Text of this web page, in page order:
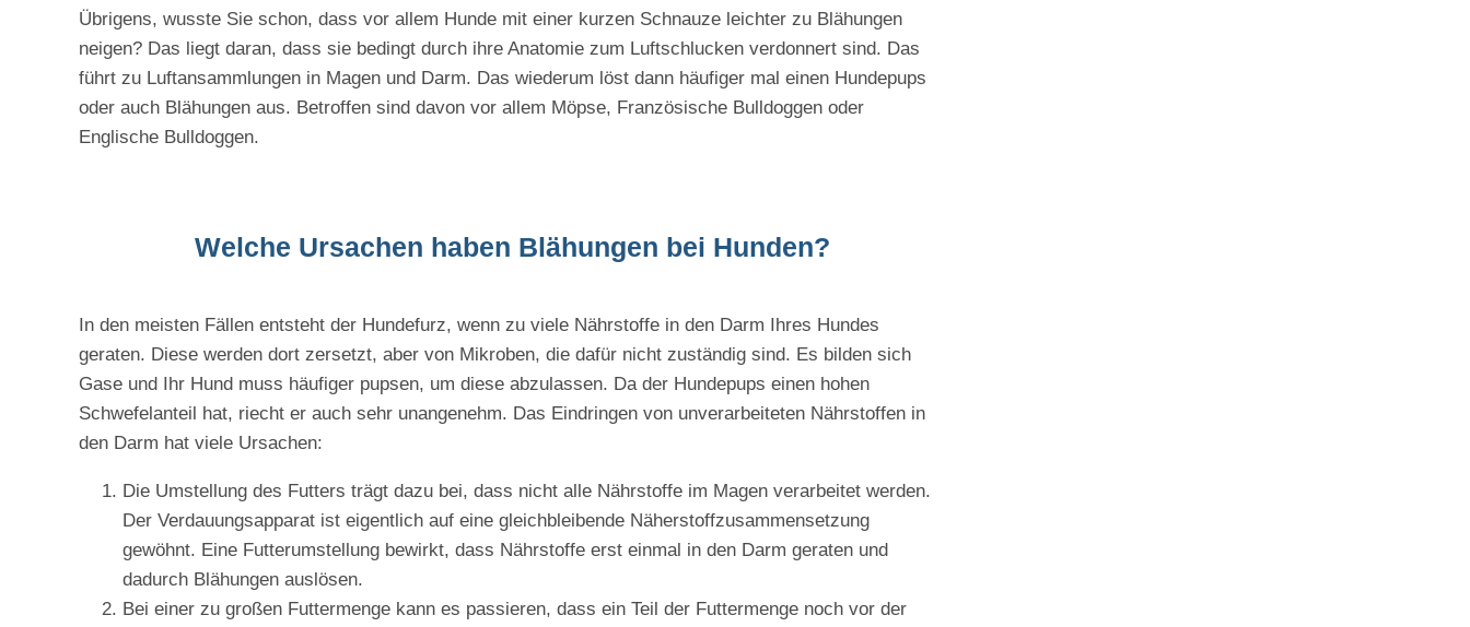
Übrigens, wusste Sie schon, dass vor allem Hunde mit einer kurzen Schnauze leichter zu Blähungen
neigen? Das liegt daran, dass sie bedingt durch ihre Anatomie zum Luftschlucken verdonnert sind. Das
führt zu Luftansammlungen in Magen und Darm. Das wiederum löst dann häufiger mal einen Hundepups
oder auch Blähungen aus. Betroffen sind davon vor allem Möpse, Französische Bulldoggen oder
Englische Bulldoggen.
Welche Ursachen haben Blähungen bei Hunden?
In den meisten Fällen entsteht der Hundefurz, wenn zu viele Nährstoffe in den Darm Ihres Hundes
geraten. Diese werden dort zersetzt, aber von Mikroben, die dafür nicht zuständig sind. Es bilden sich
Gase und Ihr Hund muss häufiger pupsen, um diese abzulassen. Da der Hundepups einen hohen
Schwefelanteil hat, riecht er auch sehr unangenehm. Das Eindringen von unverarbeiteten Nährstoffen in
den Darm hat viele Ursachen:
Die Umstellung des Futters trägt dazu bei, dass nicht alle Nährstoffe im Magen verarbeitet werden.
Der Verdauungsapparat ist eigentlich auf eine gleichbleibende Näherstoffzusammensetzung
gewöhnt. Eine Futterumstellung bewirkt, dass Nährstoffe erst einmal in den Darm geraten und
dadurch Blähungen auslösen.
Bei einer zu großen Futtermenge kann es passieren, dass ein Teil der Futtermenge noch vor der